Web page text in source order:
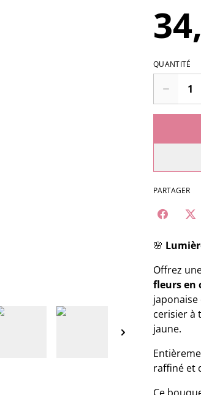
QUANTITÉ
PARTAGER
🌸
Offrez
fleurs en
cerisier à
jaune.
raffiné et
Ce